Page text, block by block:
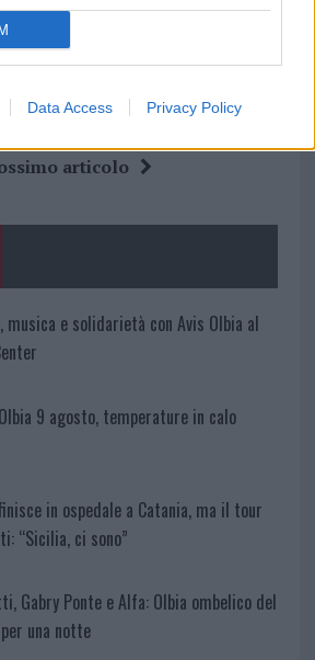
Data Access Privacy Policy
W
h
s
p
S
h
re
articolo
musica e solidarietà con Avis Olbia al
9 agosto, temperature in calo
in ospedale a Catania, ma il tour
“Sicilia, ci sono”
Gabry Ponte e Alfa: Olbia ombelico del
una notte